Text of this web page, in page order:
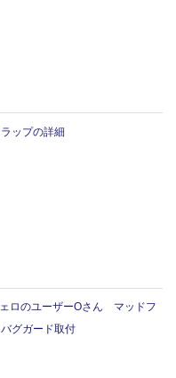
ップの詳細
ロのユーザーOさん マッドフ
グガード取付